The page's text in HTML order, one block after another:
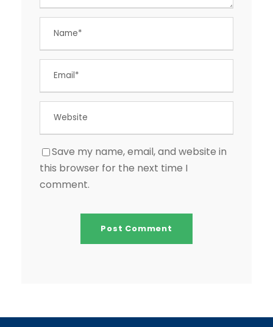
Save my name, email, and website in
this browser for the next time I
comment.